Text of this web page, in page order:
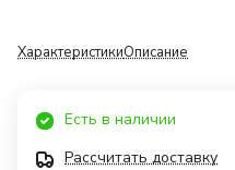
ХарактеристикиОписание
Есть в наличии
Рассчитать доставку